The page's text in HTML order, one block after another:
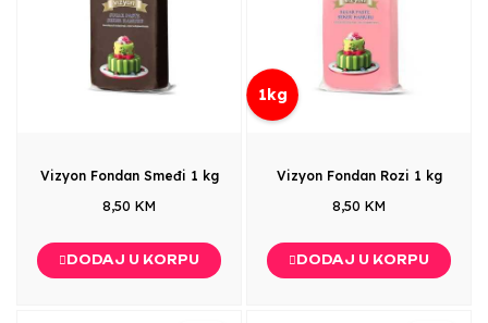
Vizyon Fondan Smeđi 1 kg
8,50 KM
DODAJ U KORPU
1kg
Vizyon Fondan Rozi 1 kg
8,50 KM
DODAJ U KORPU